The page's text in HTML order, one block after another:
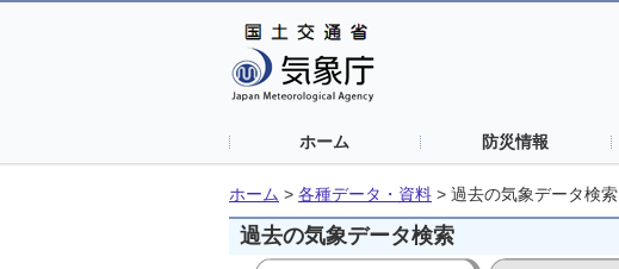
ホーム 防災情報
ホーム > 各種データ・資料 > 過去の気象データ検索
過去の気象データ検索